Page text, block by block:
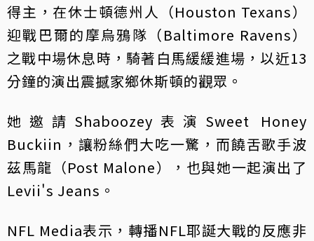
得主，在休士頓德州人（Houston Texans）
迎戰巴爾的摩烏鴉隊（Baltimore Ravens）
之戰中場休息時，騎著白馬緩緩進場，以近13
分鐘的演出震撼家鄉休斯頓的觀眾。
她邀請Shaboozey表演Sweet Honey
Buckiin，讓粉絲們大吃一驚，而饒舌歌手波
茲馬龍（Post Malone），也與她一起演出了
Levii's Jeans。
NFL Media表示，轉播NFL耶誕大戰的反應非